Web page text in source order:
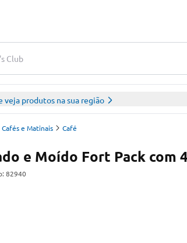
Club
veja produtos na sua região
Cafés e Matinais Café
e Moído Fort Pack com
82940